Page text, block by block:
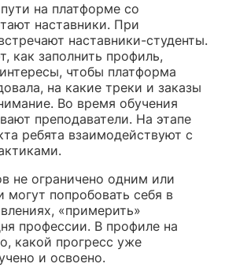
на платформе со
наставники. При
наставники-студенты.
как заполнить профиль,
чтобы платформа
на какие треки и заказы
Во время обучения
преподаватели. На этапе
ребята взаимодействуют с
не ограничено одним или
попробовать себя в
«примерить»
профессии. В профиле на
какой прогресс уже
и освоено.